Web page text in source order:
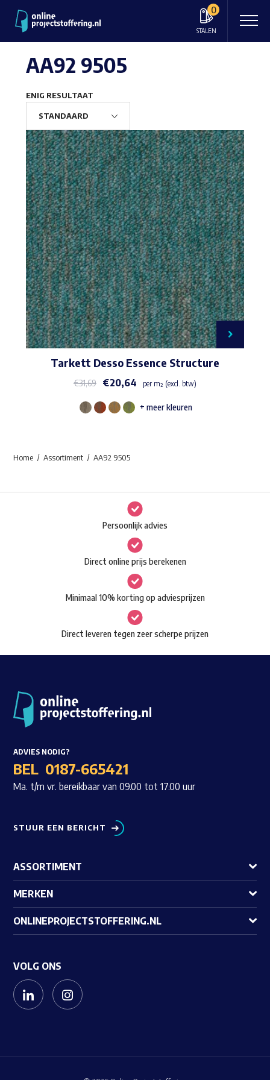
0
STALEN
Waar ben je naar op zoek?
AA92 9505
ENIG RESULTAAT
Tarkett Desso Essence Structure
€31,69 €20,64 per m² (excl. btw)
Dit
Deze
optie
kan
gekozen
worden
op
de
productpagina
+ meer kleuren
Home Assortiment AA92 9505
Persoonlijk advies
Direct online prijs berekenen
Minimaal 10% korting op adviesprijzen
Direct leveren tegen zeer scherpe prijzen
ADVIES NODIG?
BEL 0187-665421
Ma. t/m vr. bereikbaar van 09.00 tot 17.00 uur
STUUR EEN BERICHT
ASSORTIMENT
MERKEN
ONLINEPROJECTSTOFFERING.NL
VOLG ONS